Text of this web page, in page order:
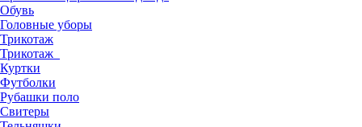
Обувь
Головные уборы
Трикотаж
Трикотаж
Куртки
Футболки
Рубашки поло
Свитеры